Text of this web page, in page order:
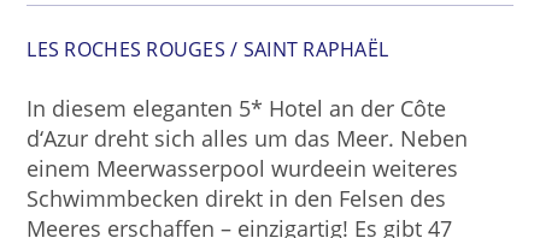
LES ROCHES ROUGES / SAINT RAPHAËL
In diesem eleganten 5* Hotel an der Côte
d‘Azur dreht sich alles um das Meer. Neben
einem Meerwasserpool wurdeein weiteres
Schwimmbecken direkt in den Felsen des
Meeres erschaffen – einzigartig! Es gibt 47